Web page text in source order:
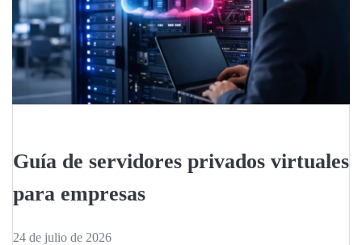
Guía de servidores privados virtuales
para empresas
24 de julio de 2026